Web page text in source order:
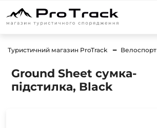
Туристичний магазин ProTrack Велоспорт
Ground Sheet сумка-
підстилка, Black